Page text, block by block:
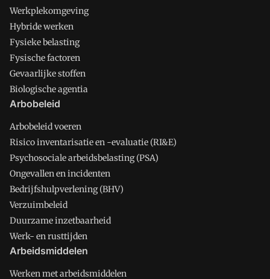
Werkplekomgeving
Hybride werken
Fysieke belasting
Fysische factoren
Gevaarlijke stoffen
Biologische agentia
Arbobeleid
Arbobeleid voeren
Risico inventarisatie en -evaluatie (RI&E)
Psychosociale arbeidsbelasting (PSA)
Ongevallen en incidenten
Bedrijfshulpverlening (BHV)
Verzuimbeleid
Duurzame inzetbaarheid
Werk- en rusttijden
Arbeidsmiddelen
Werken met arbeidsmiddelen